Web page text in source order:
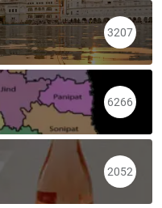
3207
6266
2052